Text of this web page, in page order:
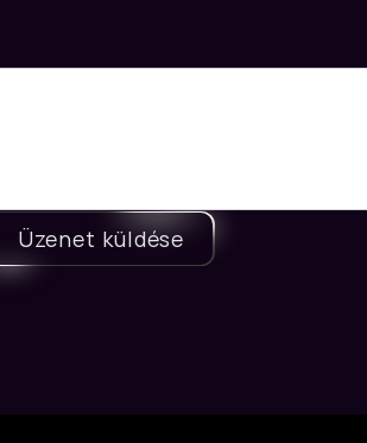
Üzenet küldése